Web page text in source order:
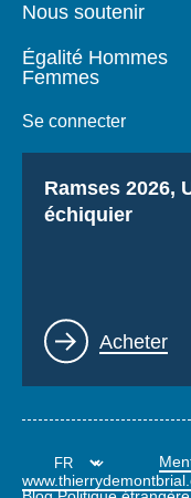
Nous soutenir
Égalité Hommes
Femmes
Se connecter
Titre
Ramses 2026,
échiquier
Lien
Acheter